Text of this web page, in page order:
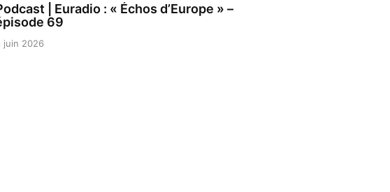
| Euradio : « Échos d’Europe » –
69
juin 2026